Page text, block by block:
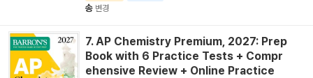
송 변경
7. AP Chemistry Premium, 2027: Prep
Book with 6 Practice Tests + Compr
ehensive Review + Online Practice